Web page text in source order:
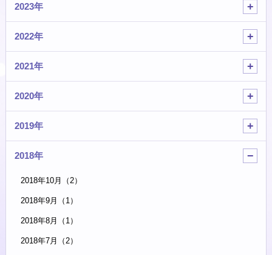
2023年
2022年
2021年
2020年
2019年
2018年
2018年10月（2）
2018年9月（1）
2018年8月（1）
2018年7月（2）